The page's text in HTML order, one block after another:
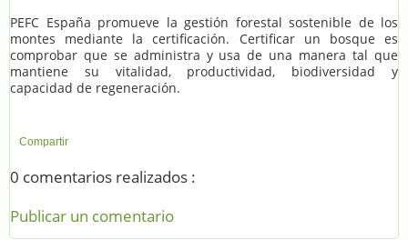
PEFC España promueve la gestión forestal sostenible de los
montes mediante la certificación. Certificar un bosque es
comprobar que se administra y usa de una manera tal que
mantiene su vitalidad, productividad, biodiversidad y
capacidad de regeneración.
Compartir
0 comentarios realizados :
Publicar un comentario